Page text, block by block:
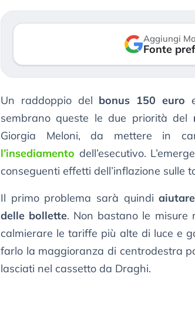
Aggiungi
Fonte
Un raddoppio del bonus 150 euro
sembrano queste le due priorità del
Giorgia Meloni, da mettere in
l’insediamento dell’esecutivo.
conseguenti effetti dell’inflazione sulle
Il primo problema sarà quindi
delle bollette. Non bastano le misure
calmierare le tariffe più alte di luce e
farlo la maggioranza di centrodestra
lasciati nel cassetto da Draghi.
mostrando segni di
verso le (…)